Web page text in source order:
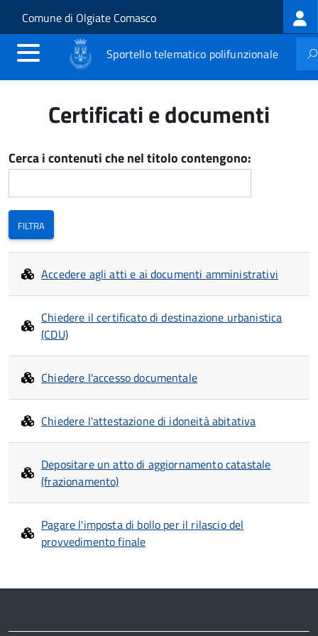
Salta al contenuto principale
Skip to site navigation
Comune di Olgiate Comasco
Sportello telematico polifunzionale
Certificati e documenti
Cerca i contenuti che nel titolo contengono:
Accedere agli atti e ai documenti amministrativi
Chiedere il certificato di destinazione urbanistica
(CDU)
Chiedere l'accesso documentale
Chiedere l'attestazione di idoneità abitativa
Depositare un atto di aggiornamento catastale
(frazionamento)
Pagare l'imposta di bollo per il rilascio del
provvedimento finale